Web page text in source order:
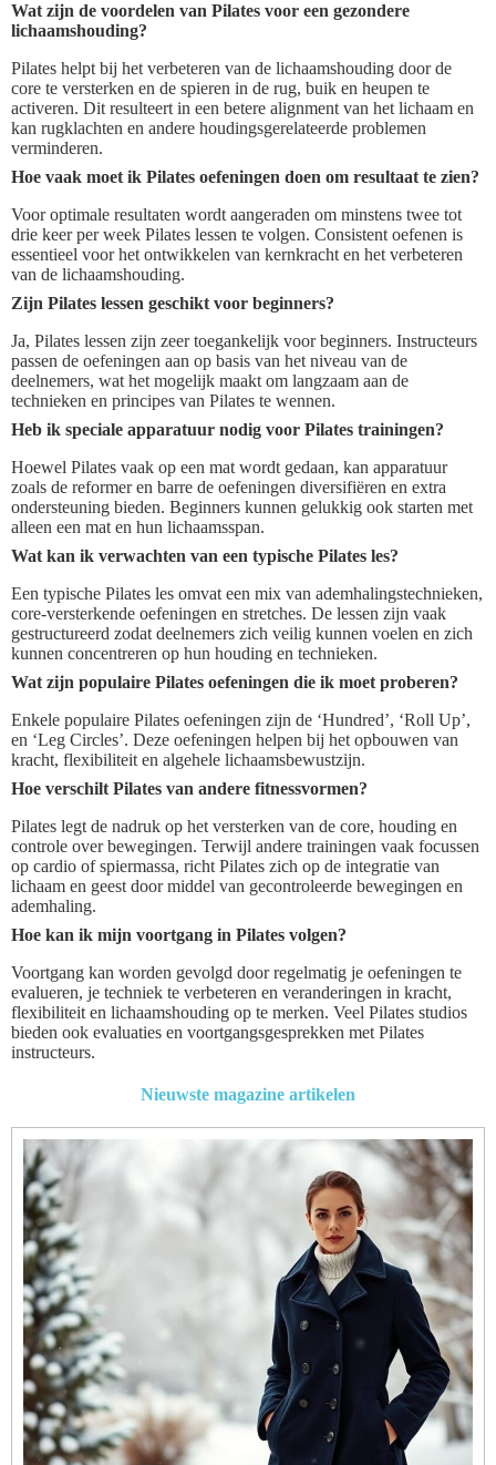
Wat zijn de voordelen van Pilates voor een gezondere
lichaamshouding?
Pilates helpt bij het verbeteren van de lichaamshouding door de
core te versterken en de spieren in de rug, buik en heupen te
activeren. Dit resulteert in een betere alignment van het lichaam en
kan rugklachten en andere houdingsgerelateerde problemen
verminderen.
Hoe vaak moet ik Pilates oefeningen doen om resultaat te zien?
Voor optimale resultaten wordt aangeraden om minstens twee tot
drie keer per week Pilates lessen te volgen. Consistent oefenen is
essentieel voor het ontwikkelen van kernkracht en het verbeteren
van de lichaamshouding.
Zijn Pilates lessen geschikt voor beginners?
Ja, Pilates lessen zijn zeer toegankelijk voor beginners. Instructeurs
passen de oefeningen aan op basis van het niveau van de
deelnemers, wat het mogelijk maakt om langzaam aan de
technieken en principes van Pilates te wennen.
Heb ik speciale apparatuur nodig voor Pilates trainingen?
Hoewel Pilates vaak op een mat wordt gedaan, kan apparatuur
zoals de reformer en barre de oefeningen diversifiëren en extra
ondersteuning bieden. Beginners kunnen gelukkig ook starten met
alleen een mat en hun lichaamsspan.
Wat kan ik verwachten van een typische Pilates les?
Een typische Pilates les omvat een mix van ademhalingstechnieken,
core-versterkende oefeningen en stretches. De lessen zijn vaak
gestructureerd zodat deelnemers zich veilig kunnen voelen en zich
kunnen concentreren op hun houding en technieken.
Wat zijn populaire Pilates oefeningen die ik moet proberen?
Enkele populaire Pilates oefeningen zijn de ‘Hundred’, ‘Roll Up’,
en ‘Leg Circles’. Deze oefeningen helpen bij het opbouwen van
kracht, flexibiliteit en algehele lichaamsbewustzijn.
Hoe verschilt Pilates van andere fitnessvormen?
Pilates legt de nadruk op het versterken van de core, houding en
controle over bewegingen. Terwijl andere trainingen vaak focussen
op cardio of spiermassa, richt Pilates zich op de integratie van
lichaam en geest door middel van gecontroleerde bewegingen en
ademhaling.
Hoe kan ik mijn voortgang in Pilates volgen?
Voortgang kan worden gevolgd door regelmatig je oefeningen te
evalueren, je techniek te verbeteren en veranderingen in kracht,
flexibiliteit en lichaamshouding op te merken. Veel Pilates studios
bieden ook evaluaties en voortgangsgesprekken met Pilates
instructeurs.
Nieuwste magazine artikelen